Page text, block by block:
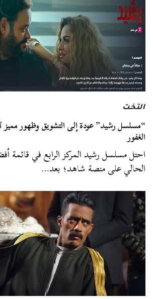
التخت
“مسلسل رشيد” عودة إلى التشويق وظهور مميز
الغفور
احتل مسلسل رشيد المركز الرابع في قائمة
الحالي على منصة شاهد؛ بعد…